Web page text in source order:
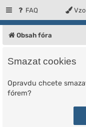
FAQ
Obsah fóra
Smazat cookies
Opravdu chcete
fórem?